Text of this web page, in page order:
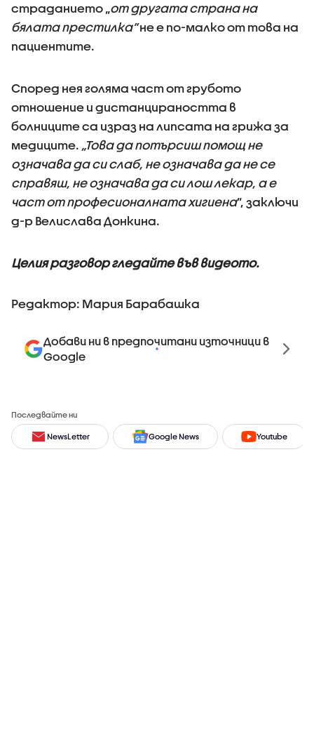
страданието „от другата страна на
бялата престилка”не е по-малко от това на
пациентите.
Според нея голяма част от грубото
отношение и дистанцираността в
болниците са израз на липсата на грижа за
медиците. „Това да потърсиш помощ не
означава да си слаб, не означава да не се
справяш, не означава да си лош лекар, а е
част от професионалната хигиена”, заключи
д-р Велислава Донкина.
Целия разговор гледайте във видеото.
Редактор: Мария Барабашка
Добави ни в предпочитани източници в
Google
Последвайте ни
NewsLetter Google News Youtube